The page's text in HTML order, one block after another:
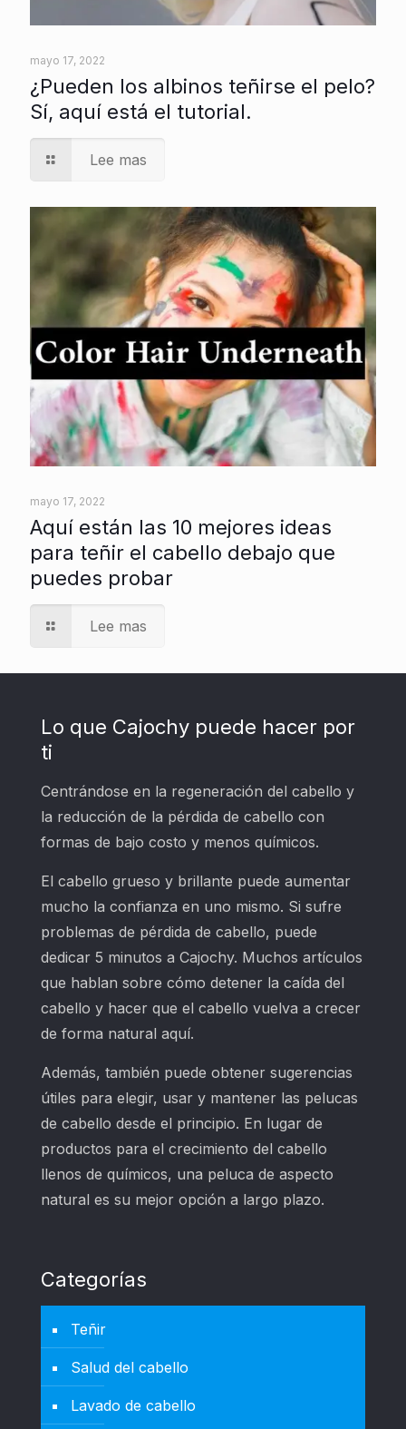
mayo 17, 2022
¿Pueden los albinos teñirse el pelo?
Sí, aquí está el tutorial.
Lee mas
mayo 17, 2022
Aquí están las 10 mejores ideas
para teñir el cabello debajo que
puedes probar
Lee mas
Lo que Cajochy puede hacer por
ti
Centrándose en la regeneración del cabello y
la reducción de la pérdida de cabello con
formas de bajo costo y menos químicos.
El cabello grueso y brillante puede aumentar
mucho la confianza en uno mismo. Si sufre
problemas de pérdida de cabello, puede
dedicar 5 minutos a Cajochy. Muchos artículos
que hablan sobre cómo detener la caída del
cabello y hacer que el cabello vuelva a crecer
de forma natural aquí.
Además, también puede obtener sugerencias
útiles para elegir, usar y mantener las pelucas
de cabello desde el principio. En lugar de
productos para el crecimiento del cabello
llenos de químicos, una peluca de aspecto
natural es su mejor opción a largo plazo.
Categorías
Teñir
Salud del cabello
Lavado de cabello